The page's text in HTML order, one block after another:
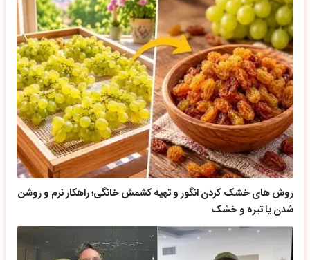
روش های خشک کردن انگور و تهیه کشمش خانگی؛ راهکار نرم و روشن
شدن یا تیره و خشک